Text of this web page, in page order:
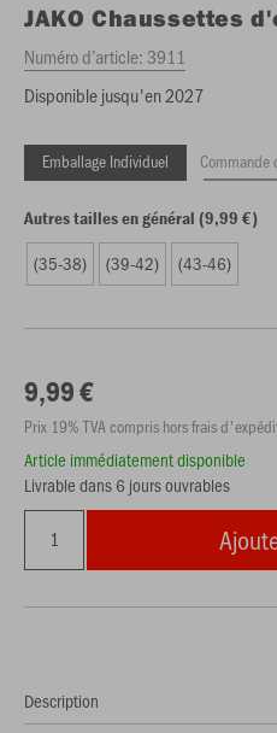
JAKO Chaussettes
Numéro d’article:3911
Disponible jusqu'en 2027
Emballage Individuel
Autres tailles en général (9,99 €)
(35-38) (39-42) (43-46)
9,99 €
Prix 19% TVA compris hors frais
Article immédiatement disponible
Livrable dans 6 jours ouvrables
Description